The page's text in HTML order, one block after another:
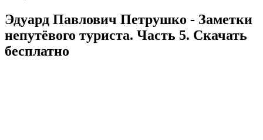
Эдуард Павлович Петрушко - Заметки
непутёвого туриста. Часть 5. Скачать
бесплатно